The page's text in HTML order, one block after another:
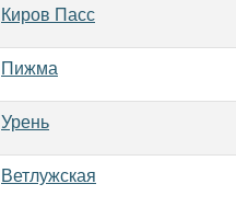
Киров Пасс
Пижма
Урень
Ветлужская